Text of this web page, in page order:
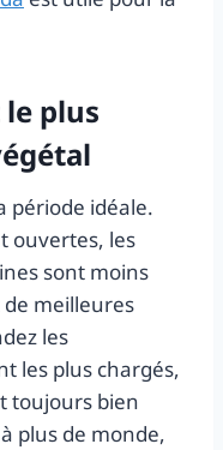
le plus
période idéale.
ouvertes, les
sont moins
de meilleures
les
les plus chargés,
toujours bien
plus de monde,